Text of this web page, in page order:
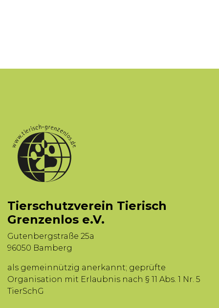
Tierschutzverein Tierisch
Grenzenlos e.V.
Gutenbergstraße 25a
96050 Bamberg
als gemeinnützig anerkannt; geprüfte
Organisation mit Erlaubnis nach § 11 Abs. 1 Nr. 5
TierSchG